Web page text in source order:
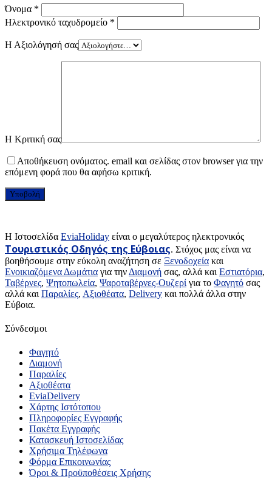
Όνομα *
Ηλεκτρονικό ταχυδρομείο *
Η Αξιολόγησή σας
Η Κριτική σας
Αποθήκευση ονόματος. email και σελίδας στον browser για την
επόμενη φορά που θα αφήσω κριτική.
H Ιστοσελίδα EviaHoliday είναι ο μεγαλύτερος ηλεκτρονικός
Τουριστικός Οδηγός της Εύβοιας. Στόχος μας είναι να
βοηθήσουμε στην εύκολη αναζήτηση σε Ξενοδοχεία και
Ενοικιαζόμενα Δωμάτια για την Διαμονή σας, αλλά και Εστιατόρια,
Ταβέρνες, Ψητοπωλεία, Ψαροταβέρνες-Ουζερί για το Φαγητό σας
αλλά και Παραλίες, Αξιοθέατα, Delivery και πολλά άλλα στην
Εύβοια.
Σύνδεσμοι
Φαγητό
Διαμονή
Παραλίες
Αξιοθέατα
EviaDelivery
Χάρτης Ιστότοπου
Πληροφορίες Εγγραφής
Πακέτα Εγγραφής
Κατασκευή Ιστοσελίδας
Χρήσιμα Τηλέφωνα
Φόρμα Επικοινωνίας
Όροι & Προϋποθέσεις Xρήσης